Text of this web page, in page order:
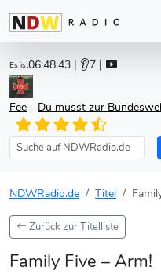
Es ist06:48:43 | 👂7 |
Fee - Du musst zur
NDWRadio.de Titel
Zurück zur Titelliste
Family Five – Arm!